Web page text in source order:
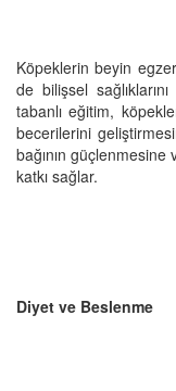
Köpeklerin beyin
de bilişsel
tabanlı eğitim,
becerilerini
bağının
katkı sağlar.
Diyet ve Beslenme